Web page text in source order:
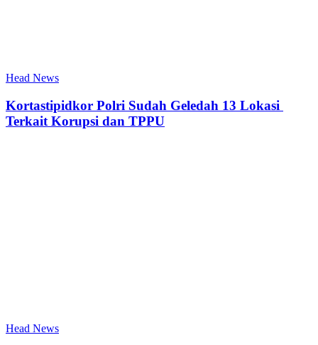
Head News
Kortastipidkor Polri Sudah Geledah 13 Lokasi
Terkait Korupsi dan TPPU
Head News